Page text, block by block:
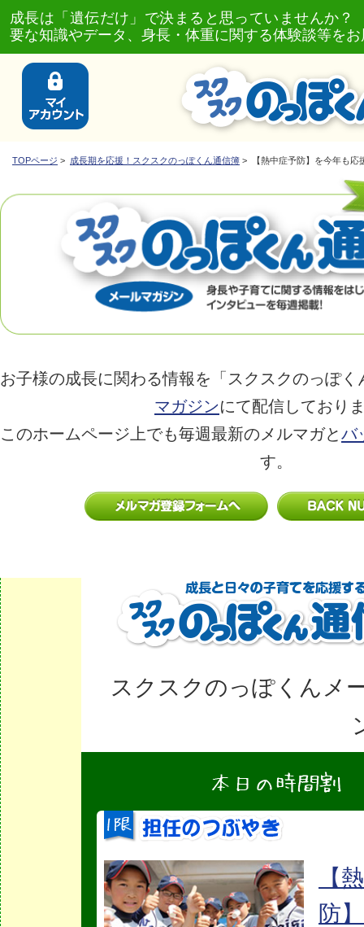
成長は「遺伝だけ」で決まると思っていませんか
要な知識やデータ、身長・体重に関する体験談等を
TOPページ > 成長期を応援！スクスクのっぽくん通信簿 > 【熱中症予防】を今年も応
お子様の成長に関わる情報を「スクスクのっぽ
マガジンにて配信しており
このホームページ上でも毎週最新のメルマガとバ
す。
スクスクのっぽくんメ
【
防